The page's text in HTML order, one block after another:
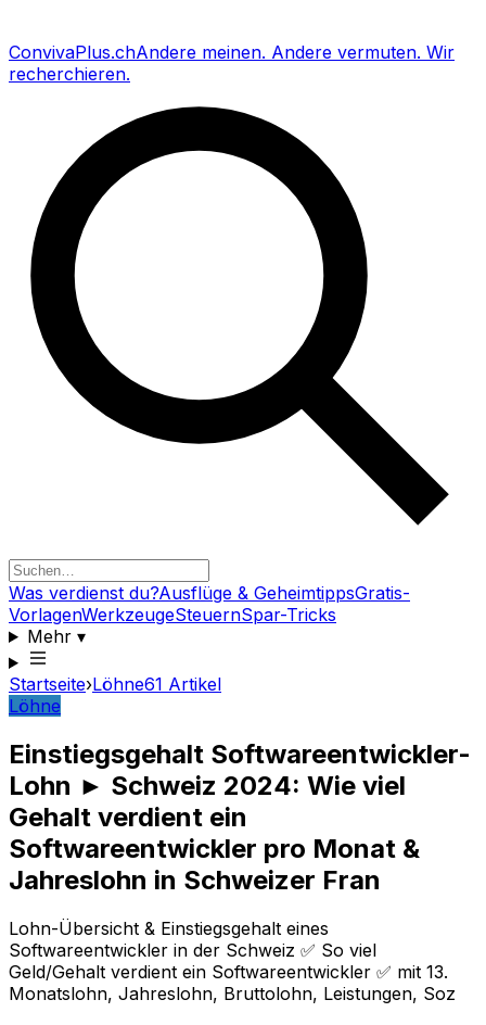
ConvivaPlus.chAndere meinen. Andere vermuten. Wir
recherchieren.
Was verdienst du?Ausflüge & GeheimtippsGratis-
VorlagenWerkzeugeSteuernSpar-Tricks
Mehr▾
Startseite›Löhne61 Artikel
Löhne
Einstiegsgehalt Softwareentwickler-
Lohn ► Schweiz 2024: Wie viel
Gehalt verdient ein
Softwareentwickler pro Monat &
Jahreslohn in Schweizer Fran
Lohn-Übersicht & Einstiegsgehalt eines
Softwareentwickler in der Schweiz ✅ So viel
Geld/Gehalt verdient ein Softwareentwickler ✅ mit 13.
Monatslohn, Jahreslohn, Bruttolohn, Leistungen, Soz